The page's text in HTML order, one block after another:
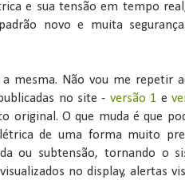
e sua tensão em tempo
novo e muita
a mesma. Não vou me repetir
no site - versão 1 e
original. O que muda é que
de uma forma muito
ou subtensão, tornando o
no display, alertas